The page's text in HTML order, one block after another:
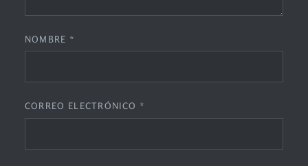
NOMBRE *
CORREO ELECTRÓNICO *